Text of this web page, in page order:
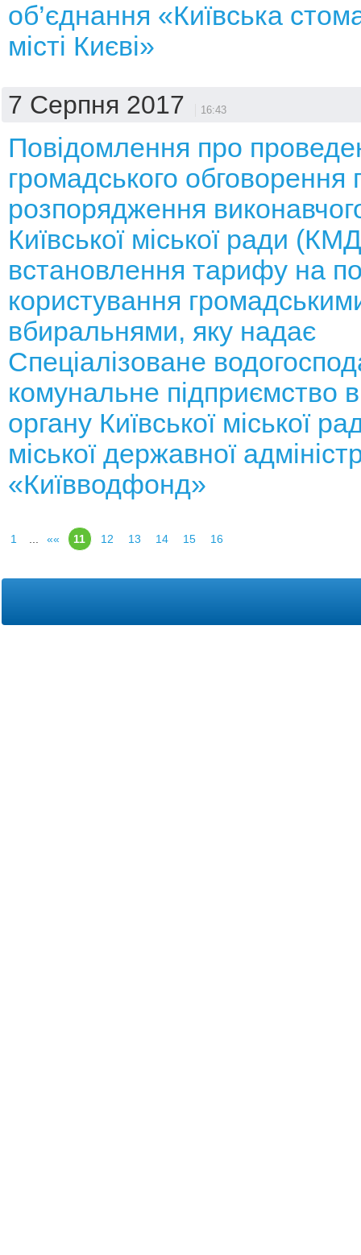
об’єднання «Київська
місті Києві»
7 Серпня 2017 16:43
Повідомлення про
громадського обговорення
розпорядження
Київської міської ради
встановлення тарифу на
користування
вбиральнями, яку надає
Спеціалізоване
комунальне підприємство
органу Київської міської
міської державної
«Київводфонд»
1 «« 11 12 13 14 15 16